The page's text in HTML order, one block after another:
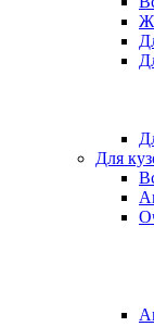
Для